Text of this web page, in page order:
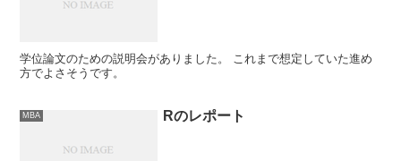
学位論文のための説明会がありました。 これまで想定していた進め
方でよさそうです。
MBA Rのレポート